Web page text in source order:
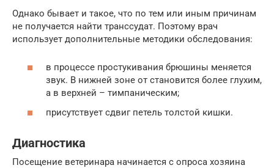
Однако бывает и такое, что по тем или иным причинам
не получается найти транссудат. Поэтому врач
использует дополнительные методики обследования:
в процессе простукивания брюшины меняется
звук. В нижней зоне от становится более глухим,
а в верхней – тимпаническим;
присутствует сдвиг петель толстой кишки.
Диагностика
Посещение ветеринара начинается с опроса хозяина